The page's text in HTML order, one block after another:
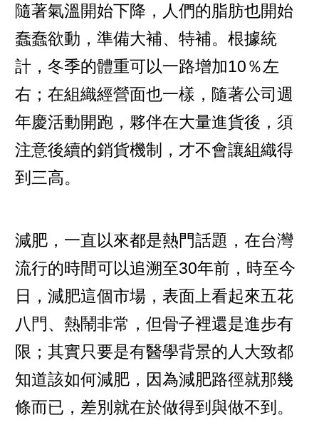
隨著氣溫開始下降，人們的脂肪也開始
蠢蠢欲動，準備大補、特補。根據統
計，冬季的體重可以一路增加10％左
右；在組織經營面也一樣，隨著公司週
年慶活動開跑，夥伴在大量進貨後，須
注意後續的銷貨機制，才不會讓組織得
到三高。
減肥，一直以來都是熱門話題，在台灣
流行的時間可以追溯至30年前，時至今
日，減肥這個市場，表面上看起來五花
八門、熱鬧非常，但骨子裡還是進步有
限；其實只要是有醫學背景的人大致都
知道該如何減肥，因為減肥路徑就那幾
條而已，差別就在於做得到與做不到。